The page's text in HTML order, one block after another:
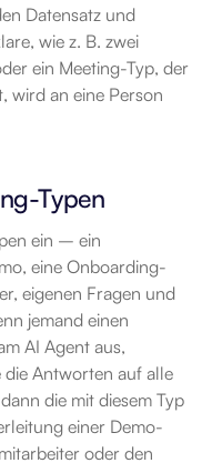
Datensatz und
wie z. B. zwei
ein Meeting-Typ, der
wird an eine Person
Typen
ein – ein
eine Onboarding-
eigenen Fragen und
jemand einen
AI Agent aus,
Antworten auf alle
die mit diesem Typ
einer Demo-
oder den